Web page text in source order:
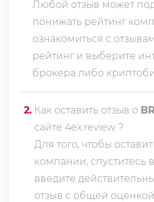
Любой отзыв может
понижать рейтинг
ознакомиться с
рейтинг и выберите
брокера либо
2. Как оставить отзыв о
сайте 4ex.review ?
Для того, чтобы
компании, спуститесь
введите
отзыв с общей